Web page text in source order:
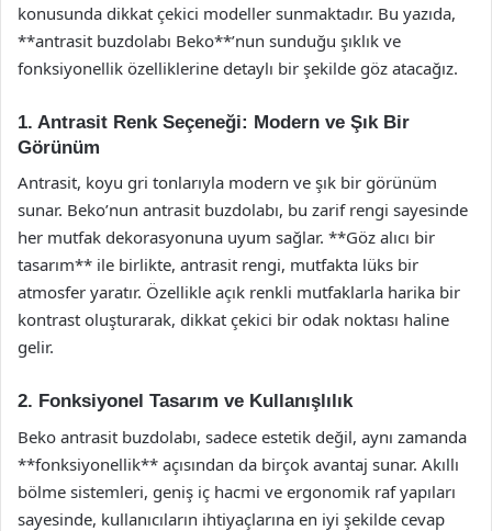
konusunda dikkat çekici modeller sunmaktadır. Bu yazıda,
**antrasit buzdolabı Beko**’nun sunduğu şıklık ve
fonksiyonellik özelliklerine detaylı bir şekilde göz atacağız.
1. Antrasit Renk Seçeneği: Modern ve Şık Bir
Görünüm
Antrasit, koyu gri tonlarıyla modern ve şık bir görünüm
sunar. Beko’nun antrasit buzdolabı, bu zarif rengi sayesinde
her mutfak dekorasyonuna uyum sağlar. **Göz alıcı bir
tasarım** ile birlikte, antrasit rengi, mutfakta lüks bir
atmosfer yaratır. Özellikle açık renkli mutfaklarla harika bir
kontrast oluşturarak, dikkat çekici bir odak noktası haline
gelir.
2. Fonksiyonel Tasarım ve Kullanışlılık
Beko antrasit buzdolabı, sadece estetik değil, aynı zamanda
**fonksiyonellik** açısından da birçok avantaj sunar. Akıllı
bölme sistemleri, geniş iç hacmi ve ergonomik raf yapıları
sayesinde, kullanıcıların ihtiyaçlarına en iyi şekilde cevap